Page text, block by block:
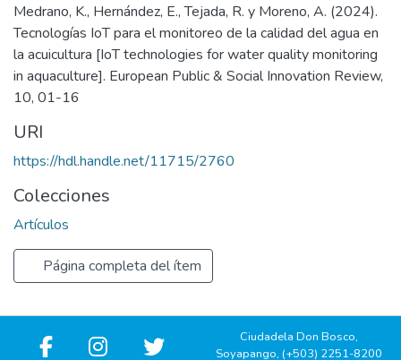
Medrano, K., Hernández, E., Tejada, R. y Moreno, A. (2024).
Tecnologías IoT para el monitoreo de la calidad del agua en
la acuicultura [IoT technologies for water quality monitoring
in aquaculture]. European Public & Social Innovation Review,
10, 01-16
URI
https://hdl.handle.net/11715/2760
Colecciones
Artículos
Página completa del ítem
Ciudadela Don Bosco,
Soyapango, (+503) 2251-8200